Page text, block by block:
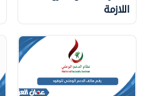
اللازمة